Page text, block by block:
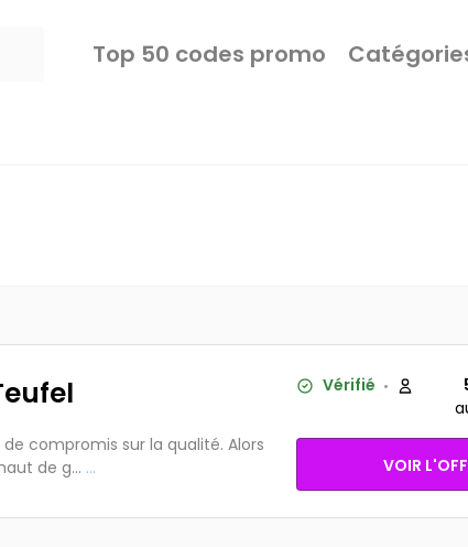
Top 50 codes promo
compromis sur la qualité. Alors
de g... ...
Vérifié
VOIR